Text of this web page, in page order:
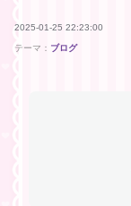
2025-01-25 22:23:00
テーマ： ブログ